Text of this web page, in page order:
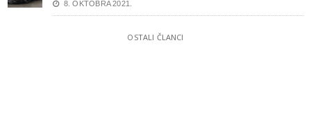
8. OKTOBRA 2021.
OSTALI ČLANCI